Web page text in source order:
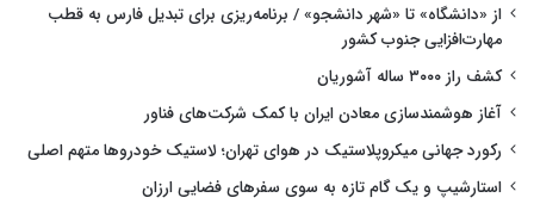
از «دانشگاه» تا «شهر دانشجو» / برنامه‌ریزی برای تبدیل فارس به قطب
مهارت‌افزایی جنوب کشور
کشف راز ۳۰۰۰ ساله آشوریان
آغاز هوشمندسازی معادن ایران با کمک شرکت‌های فناور
رکورد جهانی میکروپلاستیک در هوای تهران؛ لاستیک خودروها متهم اصلی
استارشیپ و یک گام تازه به سوی سفرهای فضایی ارزان